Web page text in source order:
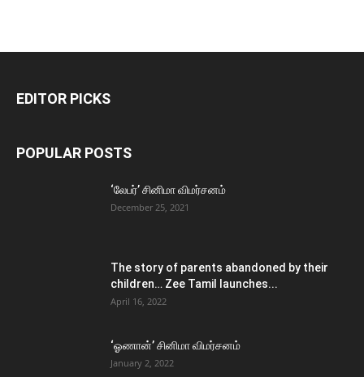
EDITOR PICKS
POPULAR POSTS
‘லேபர்’ சினிமா விமர்சனம்
December 25, 2021
The story of parents abandoned by their
children… Zee Tamil launches...
April 16, 2022
‘ஓணான்’ சினிமா விமர்சனம்
January 2, 2022